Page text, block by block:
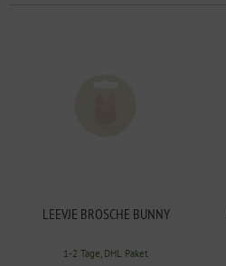
LEEVJE BROSCHE BUNNY
1-2 Tage, DHL Paket